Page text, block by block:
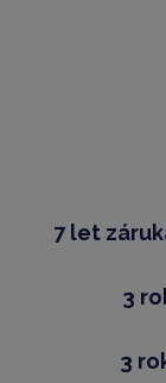
7 let
3
3